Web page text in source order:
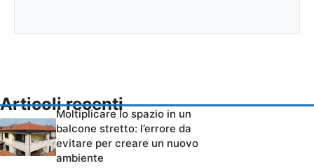
Articoli recenti
Moltiplicare lo spazio in un
balcone stretto: l’errore da
evitare per creare un nuovo
ambiente